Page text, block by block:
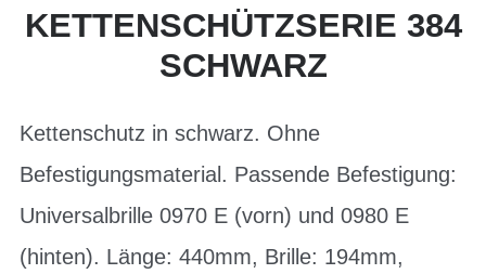
KETTENSCHÜTZSERIE 384
SCHWARZ
Kettenschutz in schwarz. Ohne
Befestigungsmaterial. Passende Befestigung:
Universalbrille 0970 E (vorn) und 0980 E
(hinten). Länge: 440mm, Brille: 194mm,